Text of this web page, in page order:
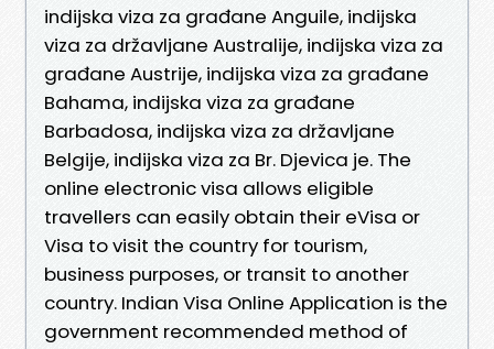
indijska viza za građane Anguile, indijska
viza za državljane Australije, indijska viza za
građane Austrije, indijska viza za građane
Bahama, indijska viza za građane
Barbadosa, indijska viza za državljane
Belgije, indijska viza za Br. Djevica je. The
online electronic visa allows eligible
travellers can easily obtain their eVisa or
Visa to visit the country for tourism,
business purposes, or transit to another
country. Indian Visa Online Application is the
government recommended method of